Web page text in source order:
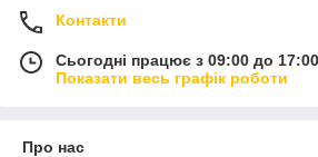
Контакти
Сьогодні працює з 09:00 до 17:00
Показати весь графік роботи
Про нас